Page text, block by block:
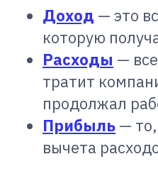
Доход — это
которую
Расходы —
тратит
продолжал
Прибыль — то,
вычета